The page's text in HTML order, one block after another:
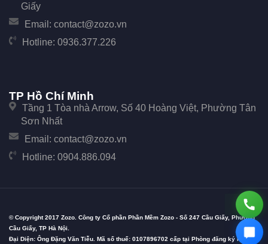
Giấy
Email: contact@zozo.vn
Hotline: 0936.377.226
TP Hồ Chí Minh
Tầng 1 Tòa nhà Arrow, Số 40 Hoàng Việt, Phường Tân
Sơn Nhất
Email: contact@zozo.vn
Hotline: 0904.886.094
© Copyright 2017 Zozo. Công ty Cổ phần Phần Mềm Zozo - Số 247 Cầu Giấy, Phường
Cầu Giấy, TP Hà Nội.
Đại Diện: Ông Đặng Văn Tiễu. Mã số thuế: 0107896702 cấp tại Phòng đăng ký kinh